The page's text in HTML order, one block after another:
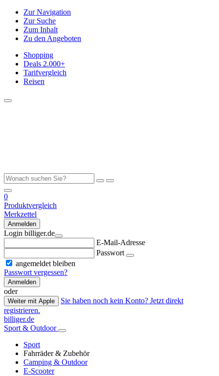
Zur Navigation
Zur Suche
Zum Inhalt
Zu den Angeboten
Shopping
Deals 2.000+
Tarifvergleich
Reisen
0
Produktvergleich
Merkzettel
Anmelden
Login billiger.de
E-Mail-Adresse
Passwort
angemeldet bleiben
Passwort vergessen?
Anmelden
oder
Weiter mit Apple
Sie haben noch kein Konto? Jetzt direkt
registrieren.
billiger.de
Sport & Outdoor
Sport
Fahrräder & Zubehör
Camping & Outdoor
E-Scooter